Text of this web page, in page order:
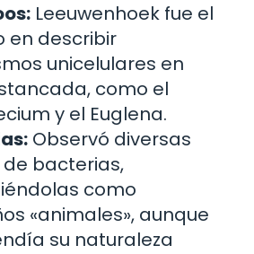
Leeuwenhoek fue el
en describir
unicelulares en
como el
y el Euglena.
Observó diversas
bacterias,
como
«animales», aunque
su naturaleza